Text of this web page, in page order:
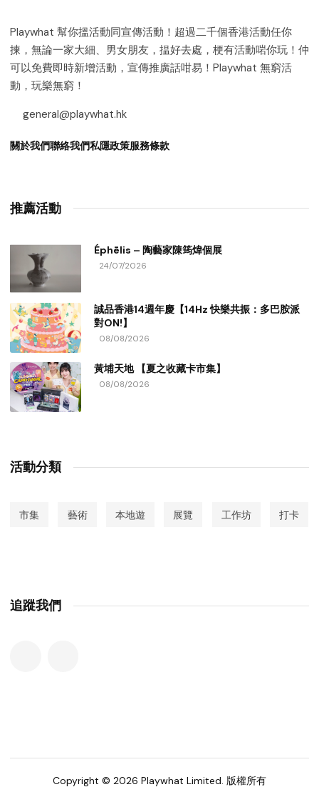
Playwhat 幫你搵活動同宣傳活動！超過二千個香港活動任你
揀，無論一家大細、男女朋友，揾好去處，梗有活動啱你玩！仲
可以免費即時新增活動，宣傳推廣話咁易！Playwhat 無窮活
動，玩樂無窮！
general@playwhat.hk
關於我們聯絡我們私隱政策服務條款
推薦活動
Éphēlis – 陶藝家陳筠煒個展
24/07/2026
誠品香港14週年慶【14Hz 快樂共振：多巴胺派
對ON!】
08/08/2026
黃埔天地 【夏之收藏卡市集】
08/08/2026
活動分類
市集 藝術 本地遊 展覽 工作坊 打卡
追蹤我們
Copyright © 2026 Playwhat Limited. 版權所有